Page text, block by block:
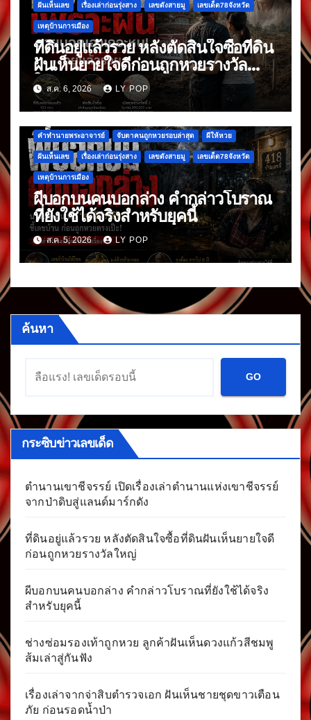
ฝันเห็นเลข เรื่องเล่าก่อนรุ่งสาง เลขดังสายมู เลขเด็ด78จังหวัด
เหตุบ้านการเมือง
ที่ดินอยู่แล้วรวย หลังตัดสินใจซื้อที่ดิน
ฝันเห็นยายใจดีก่อนถูกหวยรางวัล
ใหญ่
ส.ค. 6, 2026 LY POP
คำทำนายพระอาจารย์ จับตาคนถูกหวยรอบล่าสุด ผีให้หวย
ฝันเห็นเลข เรื่องเล่าก่อนรุ่งสาง เลขดังสายมู เลขเด็ด78จังหวัด
เหตุบ้านการเมือง
ผีบอกบนคนบอกล่าง คำกล่าวโบราณ
ที่ยังใช้ได้จริงสำหรับยุคนี้
ส.ค. 5, 2026 LY POP
ค้นหา
GO
กระซิบข่าวเลขเด็ด
ตำนานเขาชีจรรย์ เปิดเรื่องเล่าตำนานแห่งเขาชีจรรย์
จากป่าดิบสู่แลนด์มาร์กดัง
ที่ดินอยู่แล้วรวย หลังตัดสินใจซื้อที่ดินฝันเห็นยายใจดี
ก่อนถูกหวยรางวัลใหญ่
ผีบอกบนคนบอกล่าง คำกล่าวโบราณที่ยังใช้ได้จริง
สำหรับยุคนี้
ช่างซ่อมรองเท้าถูกหวย ลูกค้าฝันเห็นดวงแก้วสีชมพู
ส้มเล่าสู่กันฟัง
เรื่องเล่าจากจ่าสิบตำรวจเอก ฝันเห็นชายชุดขาวเตือน
ภัย ก่อนรอดน้ำป่า